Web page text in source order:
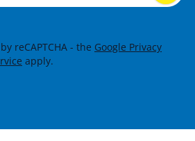
reCAPTCHA - the Google Privacy
apply.